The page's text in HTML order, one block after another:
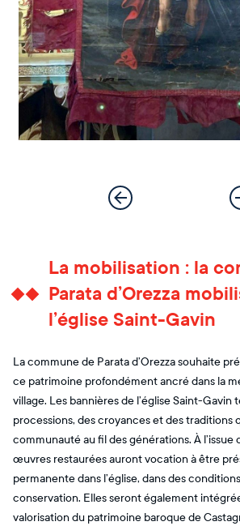
La mobilisation : la
Parata d’Orezza
l’église Saint-Gavin
La commune de Parata d’Orezza souhaite
ce patrimoine profondément ancré dans la
village. Les bannières de l’église Saint-Gavin
processions, des croyances et des traditions
communauté au fil des générations. À l’issue
œuvres restaurées auront vocation à être
permanente dans l’église, dans des
conservation. Elles seront également
valorisation du patrimoine baroque de